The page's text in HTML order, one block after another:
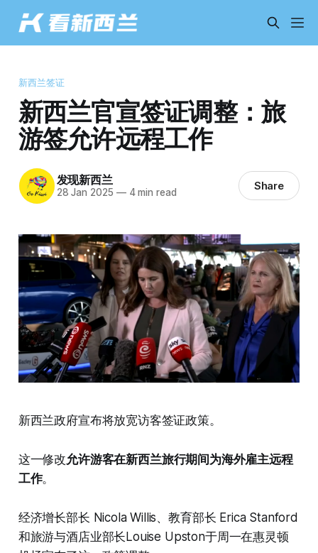
新西兰签证
新西兰官宣签证调整：旅
游签允许远程工作
发现新西兰
28 Jan 2025 —4 min read Share
新西兰政府宣布将放宽访客签证政策。
这一修改允许游客在新西兰旅行期间为海外雇主远程
工作。
经济增长部长 Nicola Willis、教育部长 Erica Stanford
和旅游与酒店业部长Louise Upston于周一在惠灵顿